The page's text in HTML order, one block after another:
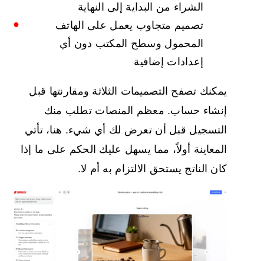
الشراء من البداية إلى النهاية
تصميم متجاوب يعمل على الهاتف
المحمول وسطح المكتب دون أي
إعدادات إضافية
يمكنك تصفح التصميمات الثلاثة ومقارنتها قبل
إنشاء حساب. معظم المنصات تطلب منك
التسجيل قبل أن تعرض لك أي شيء. هنا، تأتي
المعاينة أولاً، مما يسهل عليك الحكم على ما إذا
كان الناتج يستحق الالتزام به أم لا.